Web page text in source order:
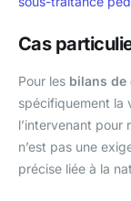
Cas
Pour les bilans de
spécifiquement la
l’intervenant pour
n’est pas une
précise liée à la